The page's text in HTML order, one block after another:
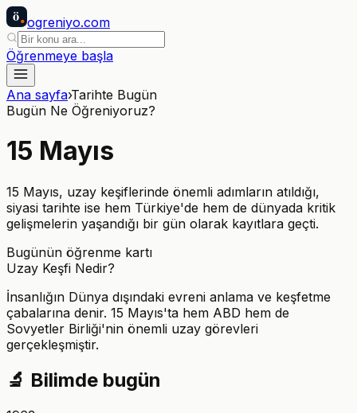
ö ogreniyo.com
Öğrenmeye başla
Ana sayfa›Tarihte Bugün
Bugün Ne Öğreniyoruz?
15 Mayıs
15 Mayıs, uzay keşiflerinde önemli adımların atıldığı,
siyasi tarihte ise hem Türkiye'de hem de dünyada kritik
gelişmelerin yaşandığı bir gün olarak kayıtlara geçti.
Bugünün öğrenme kartı
Uzay Keşfi Nedir?
İnsanlığın Dünya dışındaki evreni anlama ve keşfetme
çabalarına denir. 15 Mayıs'ta hem ABD hem de
Sovyetler Birliği'nin önemli uzay görevleri
gerçekleşmiştir.
🔬 Bilimde bugün